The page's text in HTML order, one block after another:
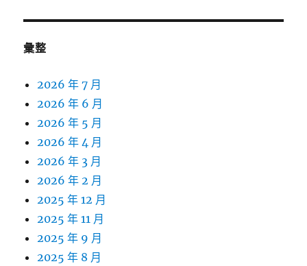
彙整
2026 年 7 月
2026 年 6 月
2026 年 5 月
2026 年 4 月
2026 年 3 月
2026 年 2 月
2025 年 12 月
2025 年 11 月
2025 年 9 月
2025 年 8 月